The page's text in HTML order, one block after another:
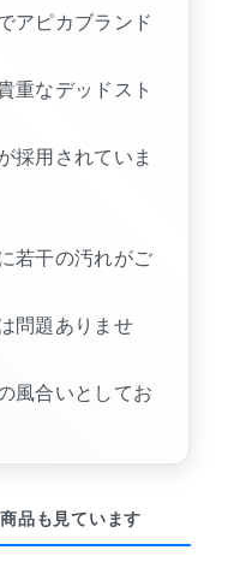
アピカブランド
重なデッドスト
採用されていま
若干の汚れがご
問題ありませ
風合いとしてお
品も見ています